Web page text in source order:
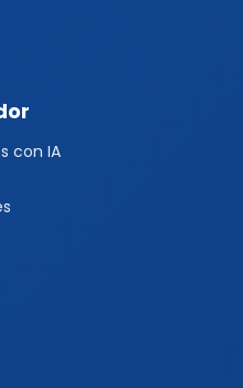
con IA